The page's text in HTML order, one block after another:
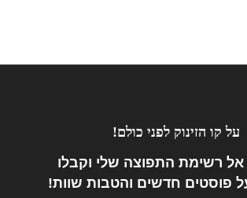
על קו הזינוק לפני כולם!
אל רשימת התפוצה שלי וקבלו
פוסטים חדשים והטבות שוות!